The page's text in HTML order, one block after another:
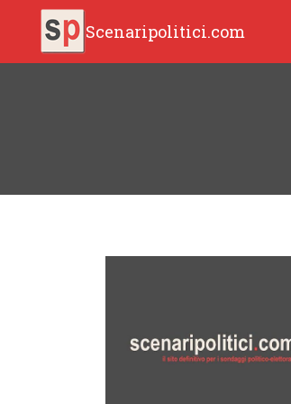
Scenaripolitici.com